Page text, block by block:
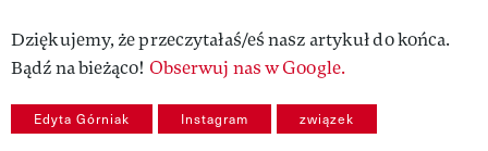
Dziękujemy, że przeczytałaś/eś nasz artykuł do końca.
Bądź na bieżąco! Obserwuj nas w Google.
Edyta Górniak Instagram związek